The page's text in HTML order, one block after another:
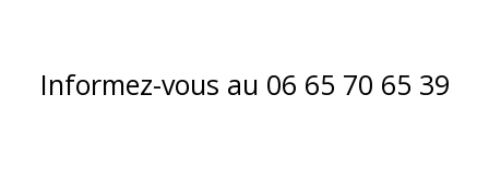
Informez-vous au 06 65 70 65 39